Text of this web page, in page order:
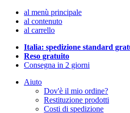
al menù principale
al contenuto
al carrello
Italia: spedizione standard
Reso gratuito
Consegna in 2 giorni
Aiuto
Dov'è il mio ordine?
Restituzione prodotti
Costi di spedizione